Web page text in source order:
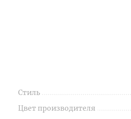
Стиль
Цвет производителя